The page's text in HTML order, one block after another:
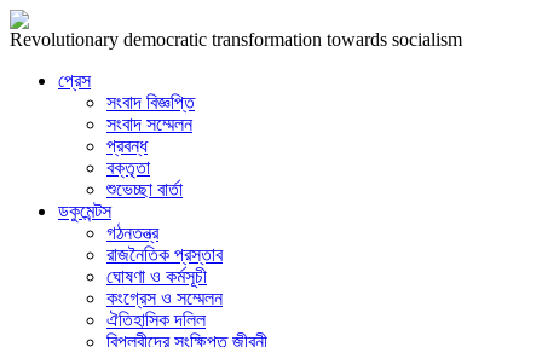
Revolutionary democratic transformation towards socialism
প্রেস
সংবাদ বিজ্ঞপ্তি
সংবাদ সম্মেলন
প্রবন্ধ
বক্তৃতা
শুভেচ্ছা বার্তা
ডকুমেন্টস
গঠনতন্ত্র
রাজনৈতিক প্রস্তাব
ঘোষণা ও কর্মসূচী
কংগ্রেস ও সম্মেলন
ঐতিহাসিক দলিল
বিপ্লবীদের সংক্ষিপ্ত জীবনী